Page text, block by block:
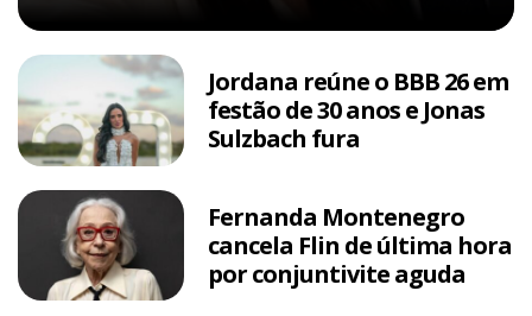
Jordana reúne o BBB 26 em
festão de 30 anos e Jonas
Sulzbach fura
Fernanda Montenegro
cancela Flin de última hora
por conjuntivite aguda